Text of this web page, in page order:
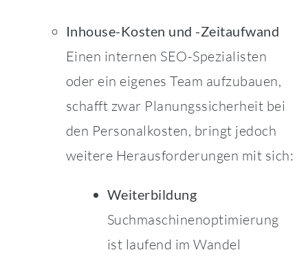
Inhouse-Kosten und -Zeitaufwand
Einen internen SEO-Spezialisten
oder ein eigenes Team aufzubauen,
schafft zwar Planungssicherheit bei
den Personalkosten, bringt jedoch
weitere Herausforderungen mit sich:
Weiterbildung
Suchmaschinenoptimierung
ist laufend im Wandel